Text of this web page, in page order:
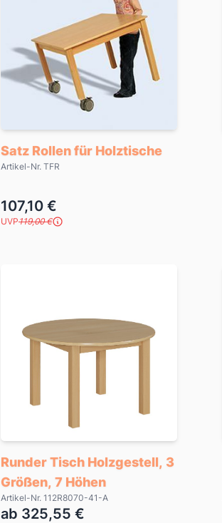
Satz Rollen für Holztische
Artikel-Nr. TFR
107,10 €
UVP119,00 €
Runder Tisch Holzgestell, 3
Größen, 7 Höhen
Artikel-Nr. 112R8070-41-A
ab 325,55 €